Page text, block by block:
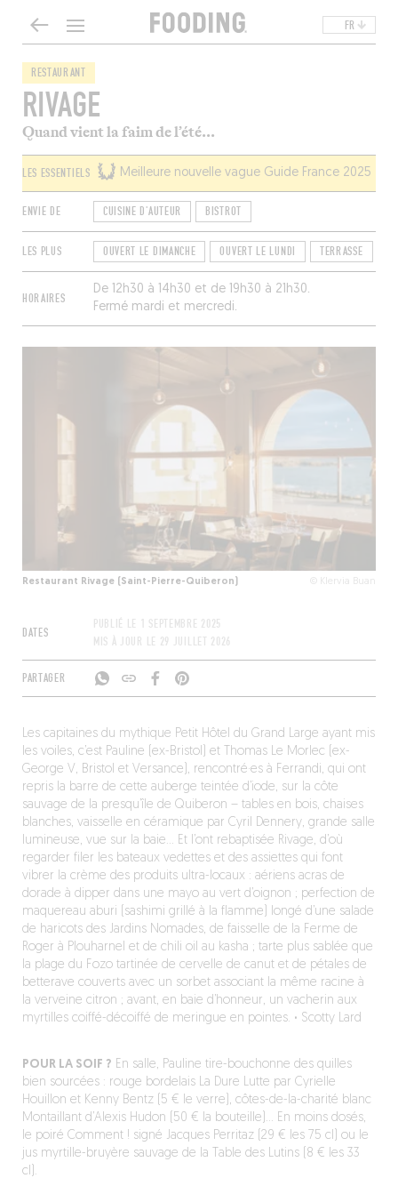
FR
RESTAURANT
RIVAGE
Quand vient la faim de l’été...
LES ESSENTIELS Meilleure nouvelle vague Guide France 2025
ENVIE DE CUISINE D'AUTEUR BISTROT
LES PLUS OUVERT LE DIMANCHE OUVERT LE LUNDI TERRASSE
HORAIRES
De 12h30 à 14h30 et de 19h30 à 21h30.
Fermé mardi et mercredi.
Restaurant Rivage (Saint-Pierre-Quiberon) © Klervia Buan
DATES
PUBLIÉ LE
1 SEPTEMBRE 2025
MIS À JOUR LE 29 JUILLET 2026
PARTAGER
Les capitaines du mythique Petit Hôtel du Grand Large ayant mis
les voiles, c’est Pauline (ex-Bristol) et Thomas Le Morlec (ex-
George V, Bristol et Versance), rencontré·es à Ferrandi, qui ont
repris la barre de cette auberge teintée d’iode, sur la côte
sauvage de la presqu’île de Quiberon – tables en bois, chaises
blanches, vaisselle en céramique par Cyril Dennery, grande salle
lumineuse, vue sur la baie… Et l’ont rebaptisée Rivage, d’où
regarder filer les bateaux vedettes et des assiettes qui font
vibrer la crème des produits ultra-locaux : aériens acras de
dorade à dipper dans une mayo au vert d’oignon ; perfection de
maquereau aburi (sashimi grillé à la flamme) longé d’une salade
de haricots des Jardins Nomades, de faisselle de la Ferme de
Roger à Plouharnel et de chili oil au kasha ; tarte plus sablée que
la plage du Fozo tartinée de cervelle de canut et de pétales de
betterave couverts avec un sorbet associant la même racine à
la verveine citron ; avant, en baie d’honneur, un vacherin aux
myrtilles coiffé-décoiffé de meringue en pointes. · Scotty Lard
POUR LA SOIF ? En salle, Pauline tire-bouchonne des quilles
bien sourcées : rouge bordelais La Dure Lutte par Cyrielle
Houillon et Kenny Bentz (5 € le verre), côtes-de-la-charité blanc
Montaillant d’Alexis Hudon (50 € la bouteille)… En moins dosés,
le poiré Comment ! signé Jacques Perritaz (29 € les 75 cl) ou le
jus myrtille-bruyère sauvage de la Table des Lutins (8 € les 33
cl).